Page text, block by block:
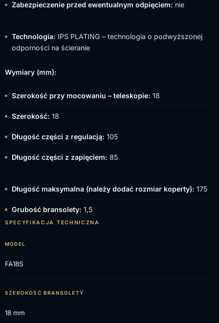
Zabezpieczenie przed ewentualnym odpięciem: nie
Technologia: IPS PLATING – technologia o podwyższonej
odporności na ścieranie
Wymiary (mm):
Szerokość przy mocowaniu – teleskopie: 18
Szerokość: 18
Długość części z regulacją: 105
Długość części z zapięciem: 85
Długość maksymalna (należy dodać rozmiar koperty): 175
Grubość bransolety: 1,5
SPECYFIKACJA TECHNICZNA
MODEL
FA18S
SZEROKOŚĆ BRANSOLETY
18 mm